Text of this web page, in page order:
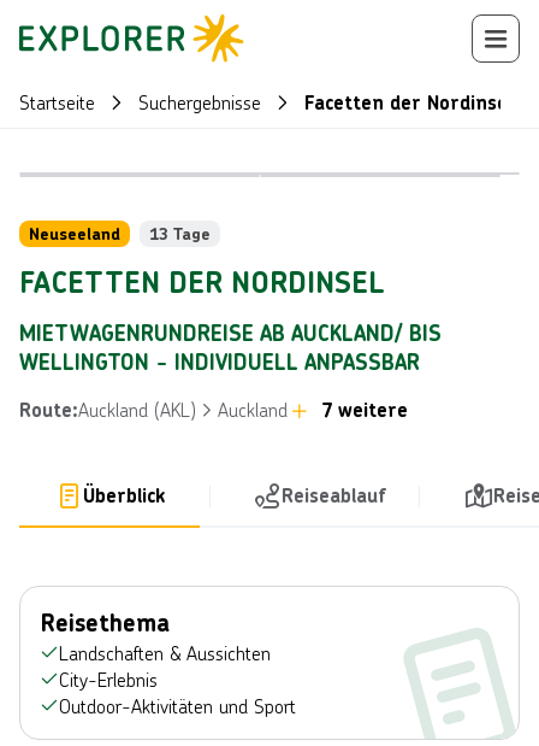
Startseite Suchergebnisse Facetten der Nordinsel
Neuseeland 13 Tage
FACETTEN DER NORDINSEL
MIETWAGENRUNDREISE AB AUCKLAND/ BIS
WELLINGTON - INDIVIDUELL ANPASSBAR
Route:Auckland (AKL) Auckland 7 weitere
Überblick Reiseablauf
Reisethema
Landschaften & Aussichten
City-Erlebnis
Outdoor-Aktivitäten und Sport